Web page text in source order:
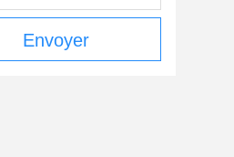
Envoyer